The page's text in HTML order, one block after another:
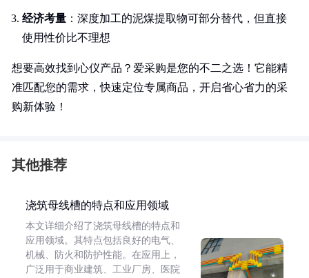
经济考量 ：深度加工的泥煤提取物可部分替代，但直接
使用性价比不理想
想要高效找到心仪产品？爱采购是您的不二之选！它能精
准匹配您的需求，快速定位专属商品，开启省心省力的采
购新体验！
其他推荐
浇筑母线槽的特点和应用领域
本文详细介绍了浇筑母线槽的特点和
应用领域。其特点包括良好的电气、
机械、防火和防护性能。在应用上，
广泛用于商业建筑、工业厂房、医院